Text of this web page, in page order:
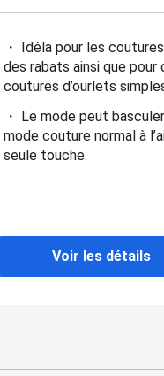
・ Idéla pour les
des rabats ainsi que pour
coutures d’ourlets
・ Le mode peut
mode couture normal à
seule touche.
Voir les détails